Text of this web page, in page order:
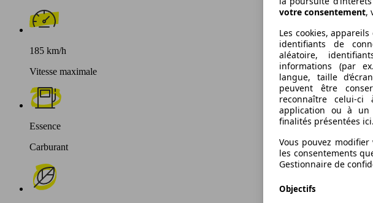
185 km/h
Vitesse maximale
Essence
Carburant
votre consentement,
Les cookies,
identifiants de
aléatoire,
informations (par
langue, taille
peuvent être
reconnaître celui-
application ou à
finalités présentées ici.
Vous pouvez
les consentements
Gestionnaire de
Objectifs